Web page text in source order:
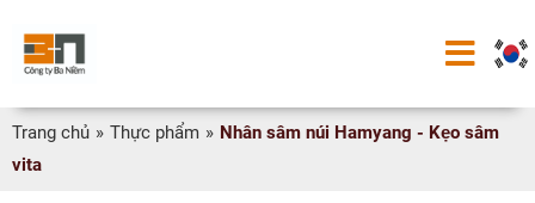
Trang chủ » Thực phẩm » Nhân sâm núi Hamyang - Kẹo sâm
vita